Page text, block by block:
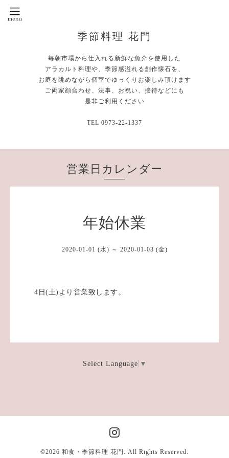
季節料理 花門
毎朝市場から仕入れる新鮮な魚介を使用した
アラカルト料理や、季節感溢れる創作懐石を、
お庭を眺めながら個室でゆっくりお楽しみ頂けます
ご両家顔合わせ、法事、お祝い、接待などにも
是非ご利用ください
TEL 0973-22-1337
営業日カレンダー
年始休業
2020-01-01 (水) ～ 2020-01-03 (金)
4日(土)より営業致します。
Select Language ▼
©2026 和食・季節料理 花門 . All Rights Reserved.